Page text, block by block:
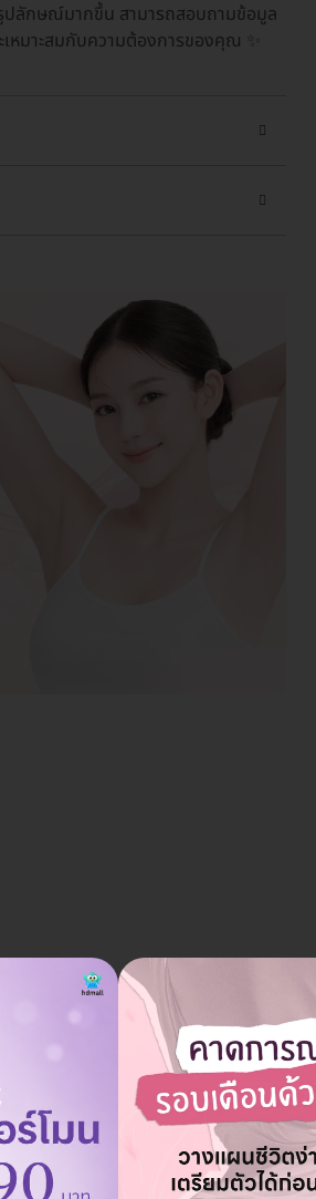
ปลักษณ์มากขึ้น สามารถสอบถามข้อมูล
มาะสมกับความต้องการของคุณ ✨